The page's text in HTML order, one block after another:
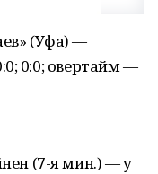
(Уфа) —
0:0; овертайм —
(7-я мин.) — у